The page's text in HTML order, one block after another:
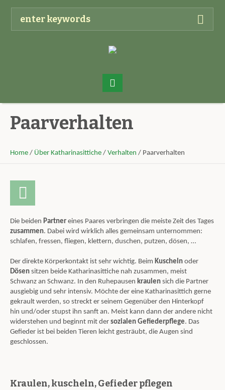
Paarverhalten
Home / Über Katharinasittiche / Verhalten / Paarverhalten
Die beiden Partner eines Paares verbringen die meiste Zeit des Tages
zusammen. Dabei wird wirklich alles gemeinsam unternommen:
schlafen, fressen, fliegen, klettern, duschen, putzen, dösen, …
Der direkte Körperkontakt ist sehr wichtig. Beim Kuscheln oder
Dösen sitzen beide Katharinasittiche nah zusammen, meist
Schwanz an Schwanz. In den Ruhepausen kraulen sich die Partner
ausgiebig und sehr intensiv. Möchte der eine Katharinasittich gerne
gekrault werden, so streckt er seinem Gegenüber den Hinterkopf
hin und/oder stupst ihn sanft an. Meist kann dann der andere nicht
widerstehen und beginnt mit dersozialen Gefiederpflege. Das
Gefieder ist bei beiden Tieren leicht gesträubt, die Augen sind
geschlossen.
Kraulen, kuscheln, Gefieder pflegen